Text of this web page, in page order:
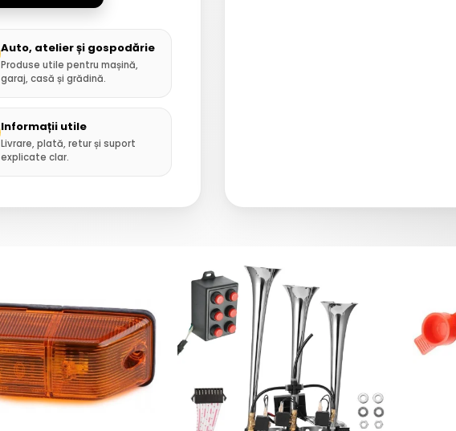
Auto, atelier și gospodărie
Produse utile pentru mașină,
garaj, casă și grădină.
Informații utile
Livrare, plată, retur și suport
explicate clar.